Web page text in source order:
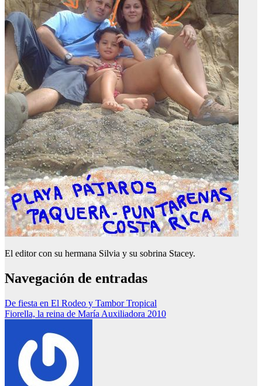
El editor con su hermana Silvia y su sobrina Stacey.
Navegación de entradas
De fiesta en El Rodeo y Tambor Tropical
Fiorella, la reina de María Auxiliadora 2010